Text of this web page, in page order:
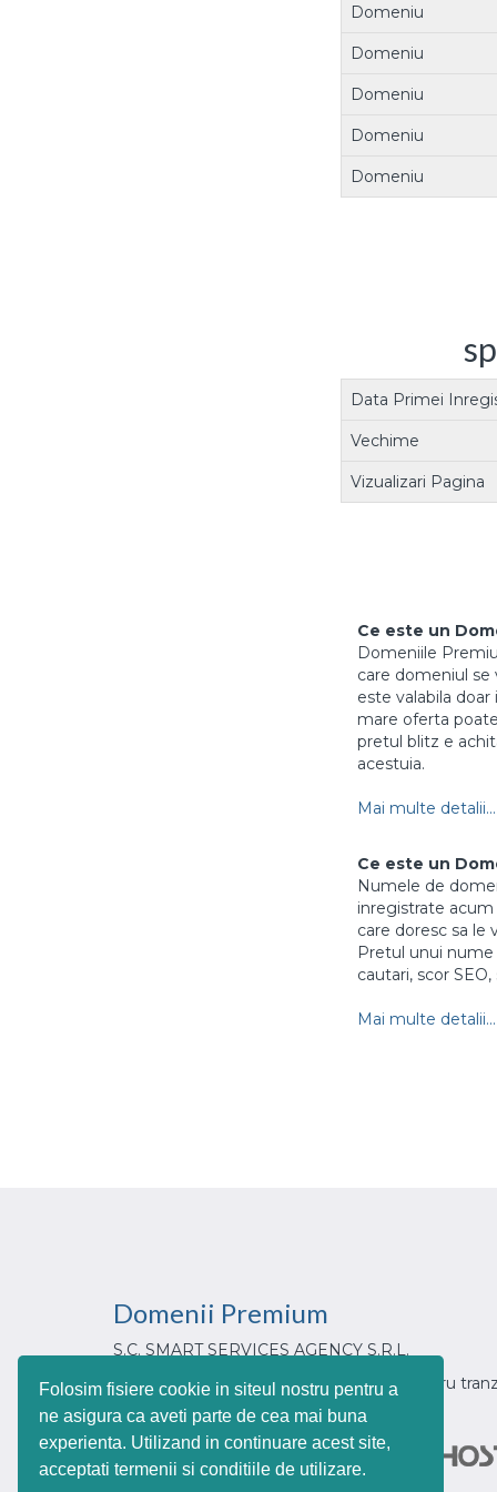
Folosim fisiere cookie in siteul nostru pentru a
ne asigura ca aveti parte de cea mai buna
experienta. Utilizand in continuare acest site,
acceptati termenii si conditiile de utilizare.
Domeniu
Domeniu
Domeniu
Domeniu
Domeniu
Data Primei
Vechime
Vizualizari Pagina
Ce este un
Domeniile
care domeniul se
este valabila
mare oferta
pretul blitz e
acestuia.
Mai multe detalii...
Ce este un
Numele de
inregistrate
care doresc sa le
Pretul unui
cautari, scor
Mai multe detalii...
Domenii Premium
S.C. SMART SERVICES AGENCY S.R.L.
Din 2017, partenerul tau de incredere pentru
urilor web cu extensia .ro